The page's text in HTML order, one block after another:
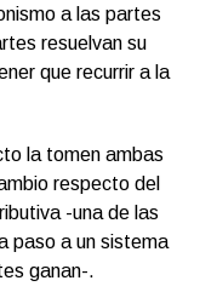
a las partes
resuelvan su
que recurrir a la
la tomen ambas
respecto del
-una de las
paso a un sistema
ganan-.